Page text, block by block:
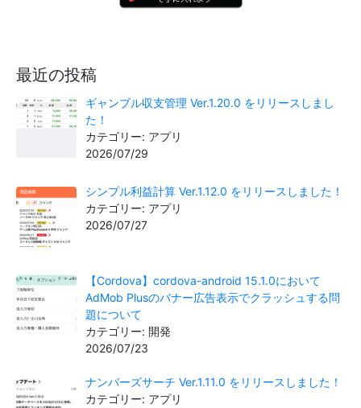
最近の投稿
ギャンブル収支管理 Ver.1.20.0 をリリースしまし
た！
カテゴリー: アプリ
2026/07/29
シンプル利益計算 Ver.1.12.0 をリリースしました！
カテゴリー: アプリ
2026/07/27
【Cordova】cordova-android 15.1.0において
AdMob Plusのバナー広告表示でクラッシュする問
題について
カテゴリー: 開発
2026/07/23
ナンバーズサーチ Ver.1.11.0 をリリースしました！
カテゴリー: アプリ